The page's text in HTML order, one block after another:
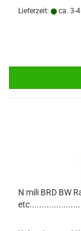
Lieferzeit: ca. 3-
N mili BRD BW